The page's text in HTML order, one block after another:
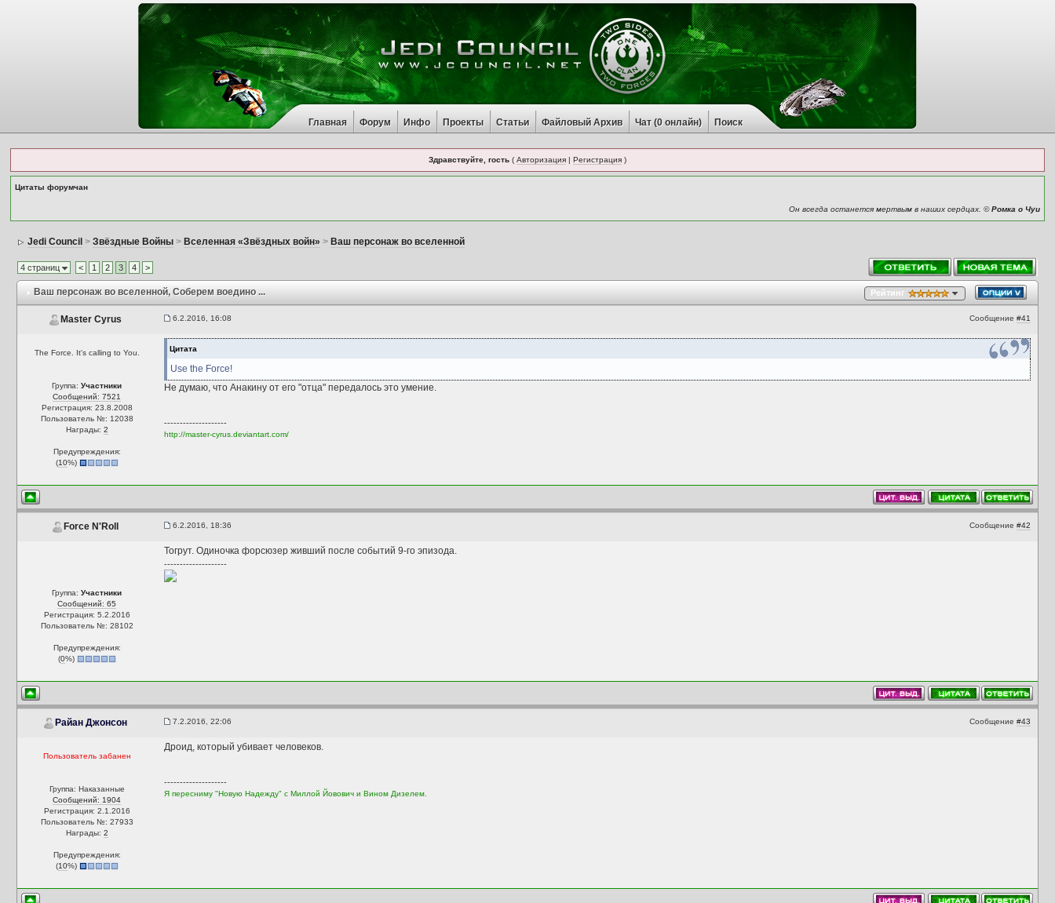
Главная Форум Инфо Проекты Статьи Файловый Архив Чат (0онлайн) Поиск
Здравствуйте, гость( Авторизация| Регистрация)
Цитаты форумчан
Он всегда останется мертвым в наших сердцах. ©Ромка о Чуи
Jedi Council > Звёздные Войны> Вселенная «Звёздных войн» > Ваш персонаж во вселенной
4 страниц < 1 2 3 4 >
Ваш персонаж во вселенной, Соберем воедино ... Рейтинг
Master Cyrus 6.2.2016, 16:08 Сообщение #41
The Force. It's calling to You.
Группа:Участники
Сообщений: 7521
Регистрация: 23.8.2008
Пользователь №: 12038
Награды: 2
Предупреждения:
(10%)
Цитата
Use the Force!
Не думаю, что Анакину от его "отца" передалось это умение.
--------------------
http://master-cyrus.deviantart.com/
Force N'Roll 6.2.2016, 18:36 Сообщение #42
Группа:Участники
Сообщений: 65
Регистрация: 5.2.2016
Пользователь №: 28102
Предупреждения:
(0%)
Тогрут. Одиночка форсюзер живший после событий 9-го эпизода.
--------------------
Райан Джонсон 7.2.2016, 22:06 Сообщение #43
Пользователь забанен
Группа: Наказанные
Сообщений: 1904
Регистрация: 2.1.2016
Пользователь №: 27933
Награды: 2
Предупреждения:
(10%)
Дроид, который убивает человеков.
--------------------
Я пересниму "Новую Надежду" с Миллой Йовович и Вином Дизелем.